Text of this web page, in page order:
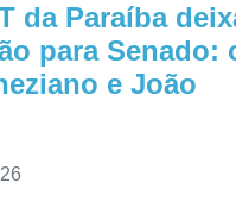
da Paraíba
para Senado:
e João